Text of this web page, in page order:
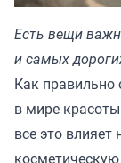
Есть вещи
и самых
Как
в мире
все это